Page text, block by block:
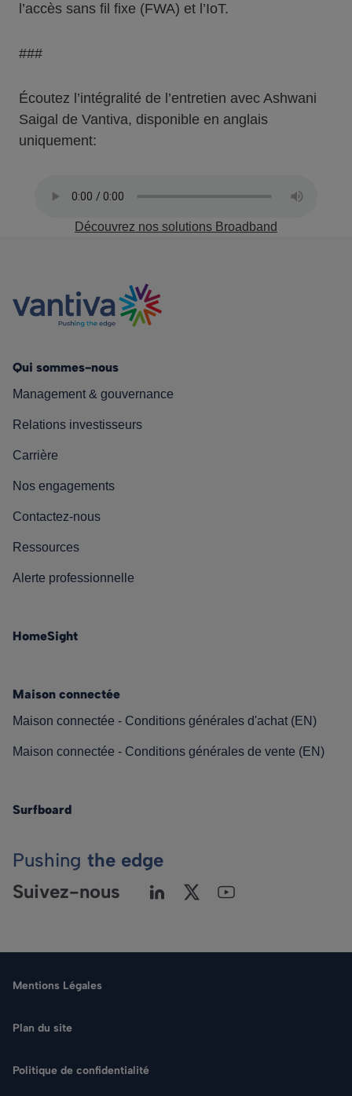
l’accès sans fil fixe (FWA) et l’IoT.
###
Écoutez l’intégralité de l’entretien avec Ashwani
Saigal de Vantiva, disponible en anglais
uniquement:
Découvrez nos solutions Broadband
Qui sommes-nous
Management & gouvernance
Relations investisseurs
Carrière
Nos engagements
Contactez-nous
Ressources
Alerte professionnelle
HomeSight
Maison connectée
Maison connectée - Conditions générales d'achat (EN)
Maison connectée - Conditions générales de vente (EN)
Surfboard
Pushing the edge
Suivez-nous
Mentions Légales
Plan du site
Politique de confidentialité